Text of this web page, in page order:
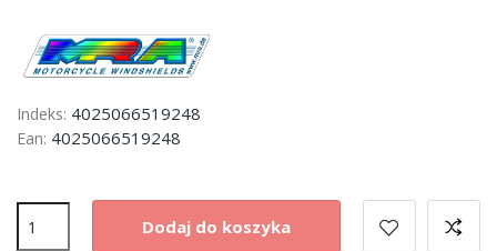
Indeks: 4025066519248
Ean: 4025066519248
Dodaj do koszyka